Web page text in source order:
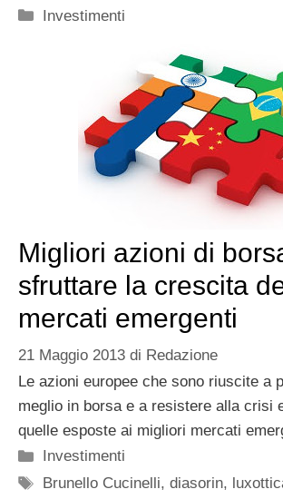
Categorie
Investimenti
Migliori azioni di
sfruttare la crescita
mercati emergenti
21 Maggio 2013 di Redazione
Le azioni europee che sono riuscite a
meglio in borsa e a resistere alla crisi
quelle esposte ai migliori mercati
Categorie
Investimenti
Tag
Brunello Cucinelli,diasorin,